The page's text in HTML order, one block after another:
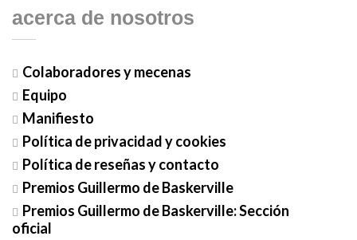
acerca de nosotros
Colaboradores y mecenas
Equipo
Manifiesto
Política de privacidad y cookies
Política de reseñas y contacto
Premios Guillermo de Baskerville
Premios Guillermo de Baskerville: Sección
oficial